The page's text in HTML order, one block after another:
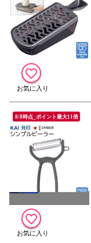
8/8時点_ポイント最大11倍